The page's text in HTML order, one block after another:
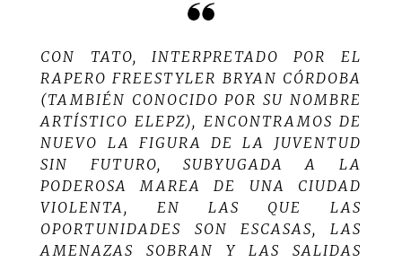
CON TATO, INTERPRETADO POR EL
RAPERO FREESTYLER BRYAN CÓRDOBA
(TAMBIÉN CONOCIDO POR SU NOMBRE
ARTÍSTICO ELEPZ), ENCONTRAMOS DE
NUEVO LA FIGURA DE LA JUVENTUD
SIN FUTURO, SUBYUGADA A LA
PODEROSA MAREA DE UNA CIUDAD
VIOLENTA, EN LAS QUE LAS
OPORTUNIDADES SON ESCASAS, LAS
AMENAZAS SOBRAN Y LAS SALIDAS